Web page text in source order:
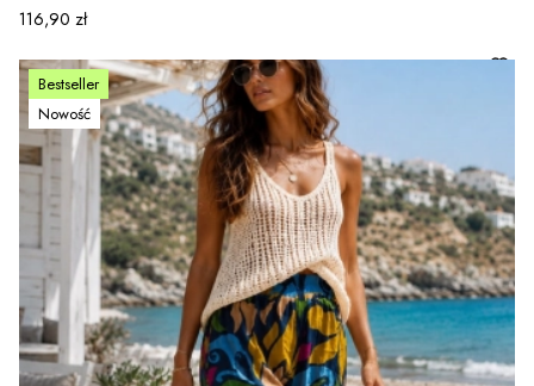
Cena
116,90 zł
Bestseller
Nowość